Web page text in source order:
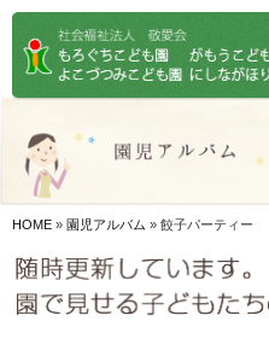
HOME » 園児アルバム » 餃子パーティー